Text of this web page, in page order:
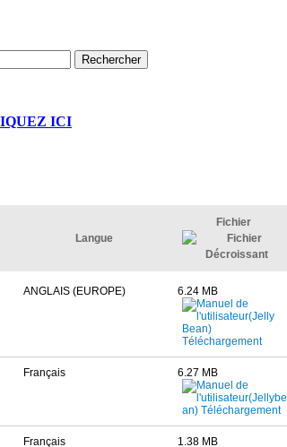
ICI
Langue
Fichier
ANGLAIS (EUROPE) 6.24 MB
Français 6.27 MB
Français 1.38 MB